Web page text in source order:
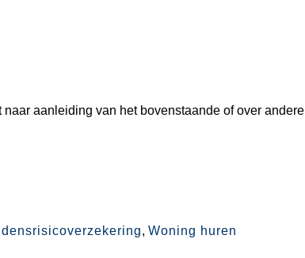
naar aanleiding van het bovenstaande of over andere
, Woning huren